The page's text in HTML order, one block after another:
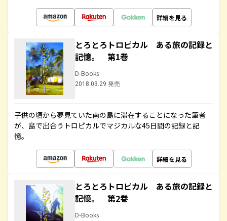
詳細を見る
とろとろトロピカル ある旅の記録と
記憶。 第1巻
D-Books
2018.03.29 発売
子供の頃から夢見ていた南の島に滞在することになった筆者
が、島で出合うトロピカルでマジカルな45日間の記録と記
憶。
詳細を見る
とろとろトロピカル ある旅の記録と
記憶。 第2巻
D-Books